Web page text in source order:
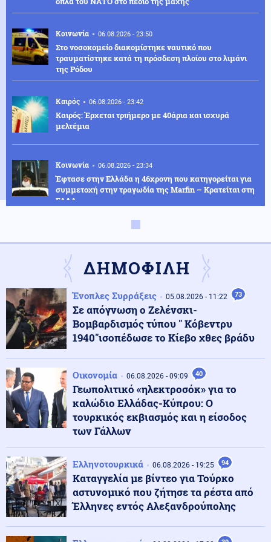
Κοινωνία 06.08.2026 - 23:50
Στο νοσοκομείο διακομίστηκε ναυτικό που
τραυματίστηκε κατά τη πρόσδεση πλοίου στο λιμάνι
της Ρόδου
Καιρός 06.08.2026 - 23:42
Καιρός: Έρχεται τριήμερο με 40άρια και ισχυρά
μελτέμια
Κοινωνία 06.08.2026 - 23:34
Έφτασε στην Ελλάδα η 46χρονη που κατηγορείται για
συμμετοχή στην τραγωδία της Marfin – Κρατείται στη
ΓΑΔΑ
ΗΠΑ: Στήριξη στην Ισπανία για Θέουτα και Μελίγια,
επίθεση στον Σάντσεθ για το μεταναστευτικό
Μέση Ανατολή 06.08.2026 - 23:17
Ισραήλ: «Φρένο» στην αποχώρηση από νέες περιοχές
του νότιου Λιβάνου έως ότου εφαρμοστεί η συμφωνία
Κόσμος 06.08.2026 - 23:14
Επιβεβαιώνεται η ανοδική τάση της AfD στη Γερμανία:
Στο 28% ανέβηκε, βυθίζεται η δημοτικότητα του Μερτς
Κόσμος 06.08.2026 - 23:07
Ξεκινά δελτίο νερού στο Πουέρτο Ρίκο λόγω της
ξηρασίας
Κοινωνία 06.08.2026 - 23:06
Διατάχθηκε ΕΔΕ για τους αστυνομικούς που
εμπλέκονται στην υπόθεση της 75χρονης στα Χανιά
ΔΗΜΟΦΙΛΗ
Ένοπλες Συρράξεις 05.08.2026 - 11:22 73
Σε απόγνωση ο Ζελένσκι-
Βομβαρδισμός τύπου " Κόβεντρυ
1940"ισοπέδωσε το Κίεβο χθες βράδυ
Οικονομία 06.08.2026 - 09:09 40
Γεωπολιτικό «ηλεκτροσόκ» για το
καλώδιο Ελλάδας-Κύπρου: Ο
τουρκικός εκβιασμός και η είσοδος
των Γάλλων
Ελληνοτουρκικά 06.08.2026 - 19:25 94
Καταγγελία με βίντεο για Τούρκο
αστυνομικό που ζήτησε τα ρέστα από
Έλληνες εντός Αλεξανδρούπολης